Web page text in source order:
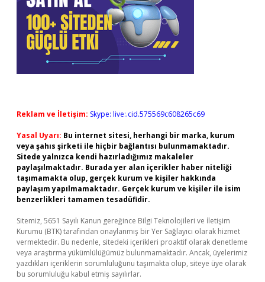
Reklam ve İletişim: Skype: live:.cid.575569c608265c69
Yasal Uyarı: Bu internet sitesi, herhangi bir marka, kurum
veya şahıs şirketi ile hiçbir bağlantısı bulunmamaktadır.
Sitede yalnızca kendi hazırladığımız makaleler
paylaşılmaktadır. Burada yer alan içerikler haber niteliği
taşımamakta olup, gerçek kurum ve kişiler hakkında
paylaşım yapılmamaktadır. Gerçek kurum ve kişiler ile isim
benzerlikleri tamamen tesadüfidir.
Sitemiz, 5651 Sayılı Kanun gereğince Bilgi Teknolojileri ve İletişim
Kurumu (BTK) tarafından onaylanmış bir Yer Sağlayıcı olarak hizmet
vermektedir. Bu nedenle, sitedeki içerikleri proaktif olarak denetleme
veya araştırma yükümlülüğümüz bulunmamaktadır. Ancak, üyelerimiz
yazdıkları içeriklerin sorumluluğunu taşımakta olup, siteye üye olarak
bu sorumluluğu kabul etmiş sayılırlar.